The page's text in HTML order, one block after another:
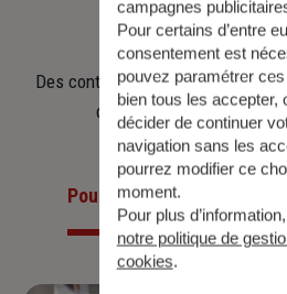
Des contrats clairs et flexibles
d’aujourd’hui et anticiper
Pour les particuliers
campagnes
Pour certains d’entre
consentement est
pouvez paramétrer
bien tous les accepter,
décider de continuer
navigation sans les
pourrez modifier ce
moment.
Pour plus d’information,
notre politique de
cookies.